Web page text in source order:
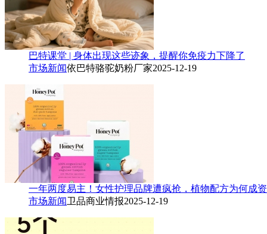
巴特课堂 | 身体出现这些迹象，提醒你免疫力下降了
市场新闻依巴特骆驼奶粉厂家2025-12-19
一年两度易主！女性护理品牌遭疯抢，植物配方为何成
市场新闻卫品商业情报2025-12-19